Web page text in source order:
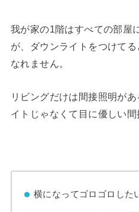
我が家の1階はすべての部屋
が、ダウンライトをつけて
なれません。
リビングだけは間接照明が
イトじゃなくて目に優しい間
横になってゴロゴロした